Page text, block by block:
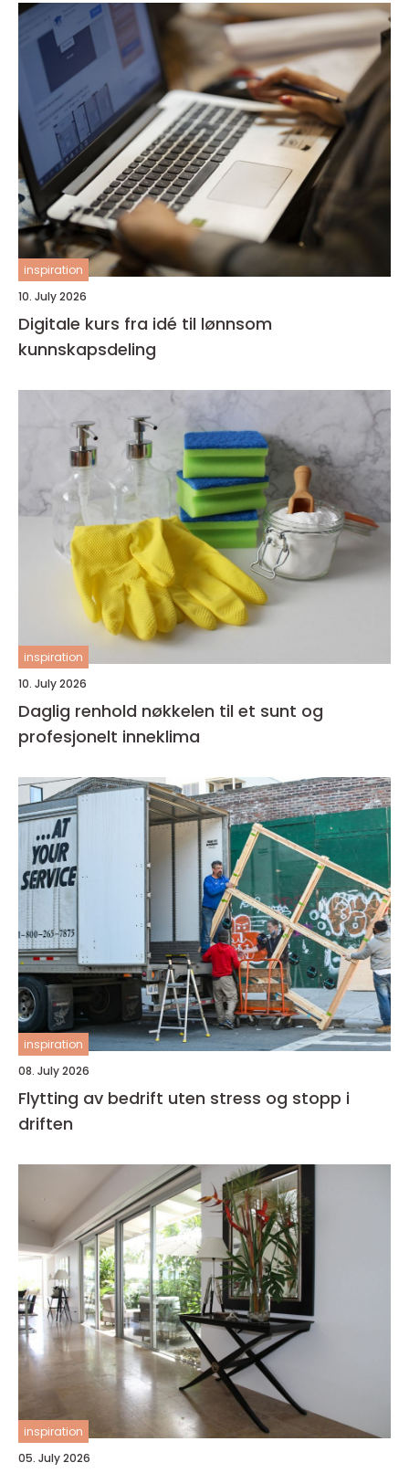
inspiration
10. July 2026
Digitale kurs fra idé til lønnsom
kunnskapsdeling
inspiration
10. July 2026
Daglig renhold nøkkelen til et sunt og
profesjonelt inneklima
inspiration
08. July 2026
Flytting av bedrift uten stress og stopp i
driften
inspiration
05. July 2026